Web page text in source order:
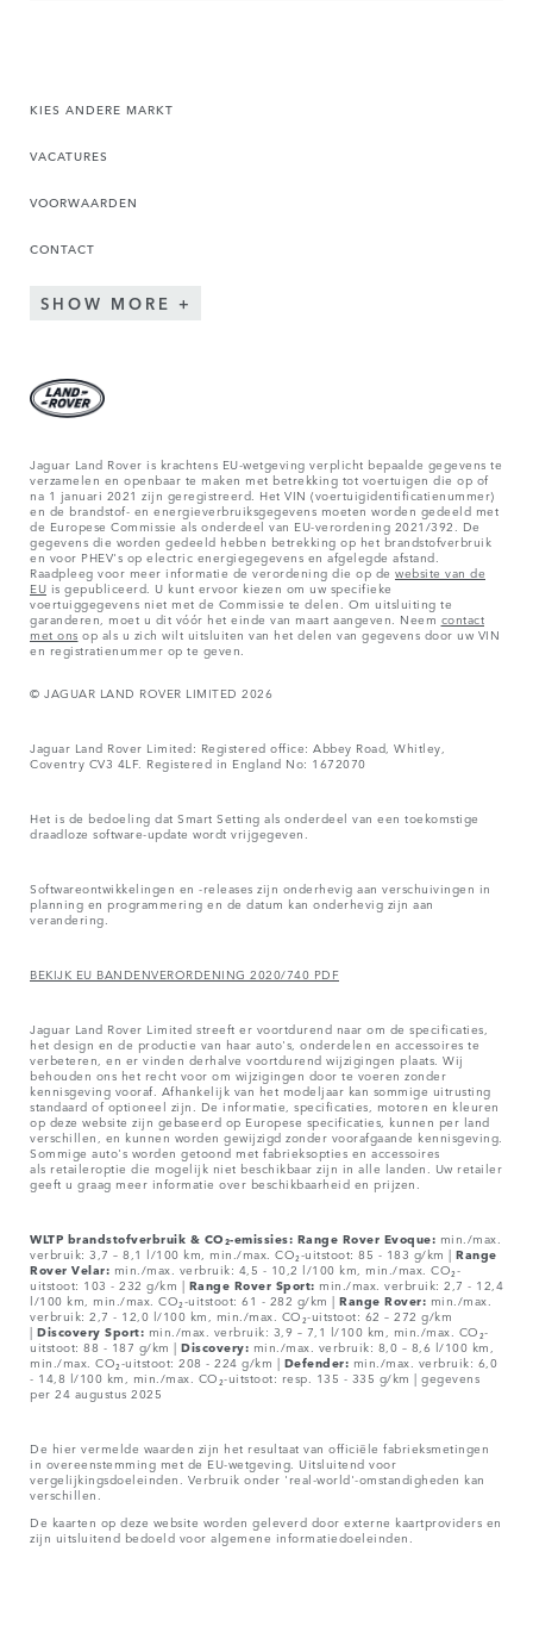
KIES ANDERE MARKT
VACATURES
VOORWAARDEN
CONTACT
SHOW MORE
Jaguar Land Rover is krachtens EU-wetgeving verplicht bepaalde gegevens te
verzamelen en openbaar te maken met betrekking tot voertuigen die op of
na 1 januari 2021 zijn geregistreerd. Het VIN (voertuigidentificatienummer)
en de brandstof- en energieverbruiksgegevens moeten worden gedeeld met
de Europese Commissie als onderdeel van EU-verordening 2021/392. De
gegevens die worden gedeeld hebben betrekking op het brandstofverbruik
en voor PHEV's op electric energiegegevens en afgelegde afstand.
Raadpleeg voor meer informatie de verordening die op de website van de
EU is gepubliceerd. U kunt ervoor kiezen om uw specifieke
voertuiggegevens niet met de Commissie te delen. Om uitsluiting te
garanderen, moet u dit vóór het einde van maart aangeven. Neem contact
met ons op als u zich wilt uitsluiten van het delen van gegevens door uw VIN
en registratienummer op te geven.
© JAGUAR LAND ROVER LIMITED 2026
Jaguar Land Rover Limited: Registered office: Abbey Road, Whitley,
Coventry CV3 4LF. Registered in England No: 1672070
Het is de bedoeling dat Smart Setting als onderdeel van een toekomstige
draadloze software-update wordt vrijgegeven.
Softwareontwikkelingen en -releases zijn onderhevig aan verschuivingen in
planning en programmering en de datum kan onderhevig zijn aan
verandering.
BEKIJK EU BANDENVERORDENING 2020/740 PDF
Jaguar Land Rover Limited streeft er voortdurend naar om de specificaties,
het design en de productie van haar auto's, onderdelen en accessoires te
verbeteren, en er vinden derhalve voortdurend wijzigingen plaats. Wij
behouden ons het recht voor om wijzigingen door te voeren zonder
kennisgeving vooraf. Afhankelijk van het modeljaar kan sommige uitrusting
standaard of optioneel zijn. De informatie, specificaties, motoren en kleuren
op deze website zijn gebaseerd op Europese specificaties, kunnen per land
verschillen, en kunnen worden gewijzigd zonder voorafgaande kennisgeving.
Sommige auto's worden getoond met fabrieksopties en accessoires
als retaileroptie die mogelijk niet beschikbaar zijn in alle landen. Uw retailer
geeft u graag meer informatie over beschikbaarheid en prijzen.
WLTP brandstofverbruik & CO₂-emissies: Range Rover Evoque: min./max.
verbruik: 3,7 – 8,1 l/100 km, min./max. CO₂-uitstoot: 85 - 183 g/km | Range
Rover Velar: min./max. verbruik: 4,5 - 10,2 l/100 km, min./max. CO₂-
uitstoot: 103 - 232 g/km | Range Rover Sport: min./max. verbruik: 2,7 - 12,4
l/100 km, min./max. CO₂-uitstoot: 61 - 282 g/km | Range Rover: min./max.
verbruik: 2,7 - 12,0 l/100 km, min./max. CO₂-uitstoot: 62 – 272 g/km
| Discovery Sport: min./max. verbruik: 3,9 – 7,1 l/100 km, min./max. CO₂-
uitstoot: 88 - 187 g/km | Discovery: min./max. verbruik: 8,0 – 8,6 l/100 km,
min./max. CO₂-uitstoot: 208 - 224 g/km | Defender: min./max. verbruik: 6,0
- 14,8 l/100 km, min./max. CO₂-uitstoot: resp. 135 - 335 g/km | gegevens
per 24 augustus 2025
De hier vermelde waarden zijn het resultaat van officiële fabrieksmetingen
in overeenstemming met de EU-wetgeving. Uitsluitend voor
vergelijkingsdoeleinden. Verbruik onder 'real-world'-omstandigheden kan
verschillen.
De kaarten op deze website worden geleverd door externe kaartproviders en
zijn uitsluitend bedoeld voor algemene informatiedoeleinden.